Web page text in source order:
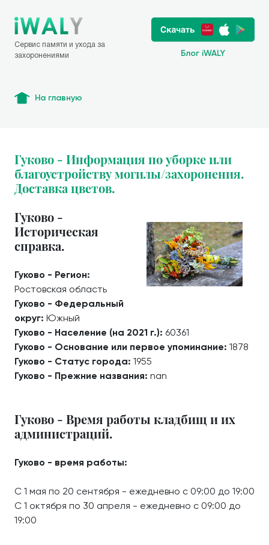
Сервис памяти и ухода за
захоронениями
Блог iWALY
На главную
Гуково - Информация по уборке или
благоустройству могилы/захоронения.
Доставка цветов.
Гуково -
Историческая
справка.
Гуково - Регион:
Ростовская область
Гуково - Федеральный
округ: Южный
Гуково - Население (на 2021 г.): 60361
Гуково - Основание или первое упоминание: 1878
Гуково - Статус города: 1955
Гуково - Прежние названия: nan
Гуково - Время работы кладбищ и их
администраций.
Гуково - время работы:
С 1 мая по 20 сентября - ежедневно с 09:00 до 19:00
С 1 октября по 30 апреля - ежедневно с 09:00 до
19:00